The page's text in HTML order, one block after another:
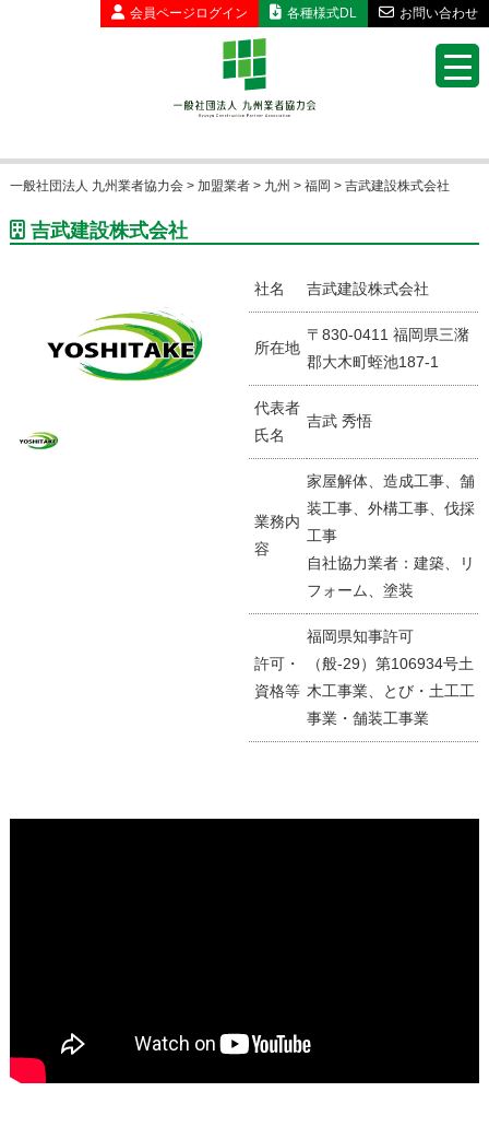
会員ページ ログイン 各種様式DL お問い合わせ
一般社団法人 九州業者協力会> 加盟業者> 九州 > 福岡 > 吉武建設株式会社
吉武建設株式会社
社名 吉武建設株式会社
所在地
〒830-0411 福岡県三潴
郡大木町蛭池187-1
代表者
氏名
吉武 秀悟
業務内
容
家屋解体、造成工事、舗
装工事、外構工事、伐採
工事
自社協力業者：建築、リ
フォーム、塗装
許可・
資格等
福岡県知事許可
（般-29）第106934号土
木工事業、とび・土工工
事業・舗装工事業